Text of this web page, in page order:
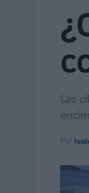
Las
Por